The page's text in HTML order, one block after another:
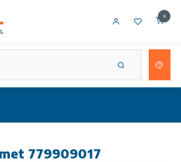
0
779909017